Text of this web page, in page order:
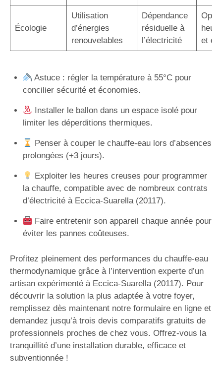
Écologie
Utilisation
d’énergies
renouvelables
Dépendance
résiduelle à
l’électricité
et
Astuce : régler la température à 55°C pour
concilier sécurité et économies.
Installer le ballon dans un espace isolé pour
limiter les déperditions thermiques.
Penser à couper le chauffe-eau lors d’absences
prolongées (+3 jours).
Exploiter les heures creuses pour programmer
la chauffe, compatible avec de nombreux contrats
d’électricité à Eccica-Suarella (20117).
Faire entretenir son appareil chaque année pour
éviter les pannes coûteuses.
Profitez pleinement des performances du chauffe-eau
thermodynamique grâce à l’intervention experte d’un
artisan expérimenté à Eccica-Suarella (20117). Pour
découvrir la solution la plus adaptée à votre foyer,
remplissez dès maintenant notre formulaire en ligne et
demandez jusqu’à trois devis comparatifs gratuits de
professionnels proches de chez vous. Offrez-vous la
tranquillité d’une installation durable, efficace et
subventionnée !